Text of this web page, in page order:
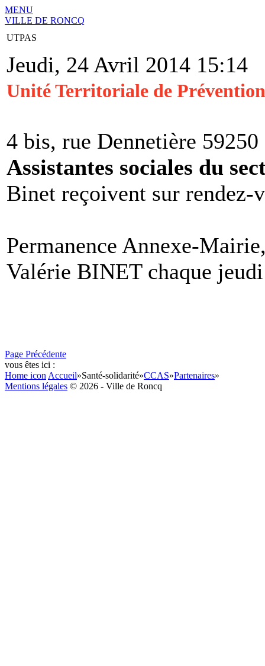
MENU
VILLE DE RONCQ
UTPAS
Jeudi, 24 Avril 2014 15:14
Unité Territoriale de
4 bis, rue Dennetière
Assistantes sociales du
Binet reçoivent sur rendez-
Permanence Annexe-
Valérie BINET chaque
Page Précédente
vous êtes ici :
Home icon Accueil»Santé-solidarité»CCAS»Partenaires»
Mentions légales © 2026 - Ville de Roncq